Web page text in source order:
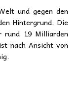
und gegen den
Hintergrund. Die
rund 19 Milliarden
nach Ansicht von